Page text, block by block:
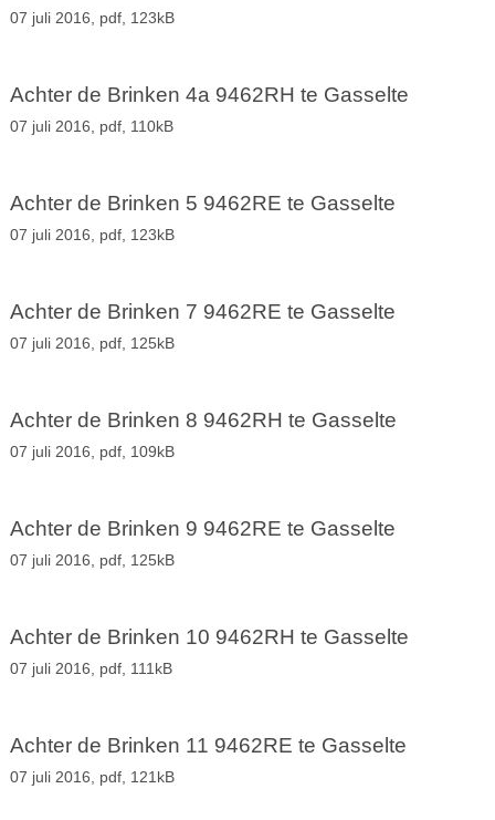
07 juli 2016, pdf, 123kB
Achter de Brinken 4a 9462RH te Gasselte
07 juli 2016, pdf, 110kB
Achter de Brinken 5 9462RE te Gasselte
07 juli 2016, pdf, 123kB
Achter de Brinken 7 9462RE te Gasselte
07 juli 2016, pdf, 125kB
Achter de Brinken 8 9462RH te Gasselte
07 juli 2016, pdf, 109kB
Achter de Brinken 9 9462RE te Gasselte
07 juli 2016, pdf, 125kB
Achter de Brinken 10 9462RH te Gasselte
07 juli 2016, pdf, 111kB
Achter de Brinken 11 9462RE te Gasselte
07 juli 2016, pdf, 121kB